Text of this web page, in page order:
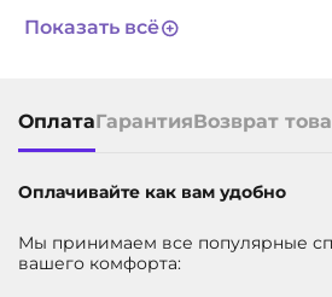
App Store. Такое несоответствие
законодательства признается
1 год
СРОК СЛУЖБЫ
ТИП СИМ-КАРТЫ
ДИАГОНАЛЬ ЭКРАНА, В ДЮЙМАХ
6.3
Показать всё
ОплатаГарантияВозврат
Оплачивайте как вам удобно
Мы принимаем все популярные
вашего комфорта: